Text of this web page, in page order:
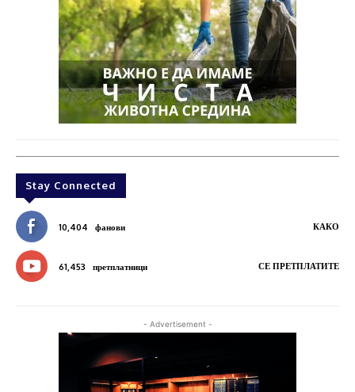
Stay Connected
10,404 фанови КАКО
61,453 претплатници СЕ ПРЕТПЛАТИТЕ
- Advertisement -